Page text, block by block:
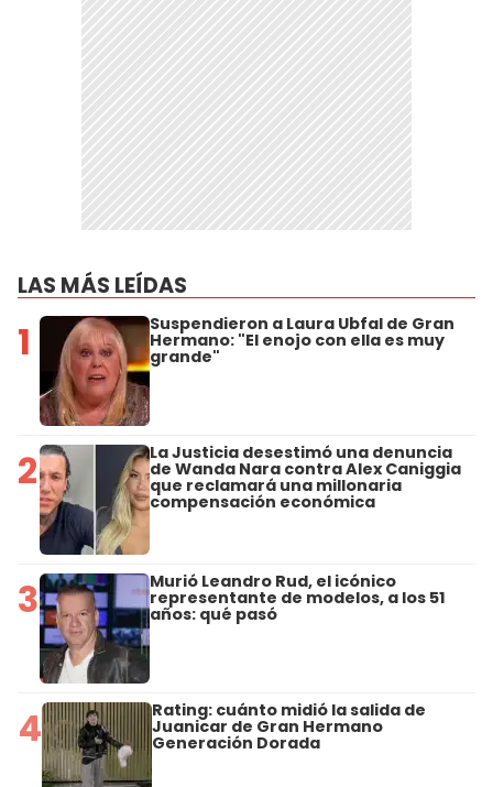
LAS MÁS LEÍDAS
1 Suspendieron a Laura Ubfal de Gran
Hermano: "El enojo con ella es muy
grande"
2 La Justicia desestimó una denuncia
de Wanda Nara contra Alex Caniggia
que reclamará una millonaria
compensación económica
3 Murió Leandro Rud, el icónico
representante de modelos, a los 51
años: qué pasó
4 Rating: cuánto midió la salida de
Juanicar de Gran Hermano
Generación Dorada